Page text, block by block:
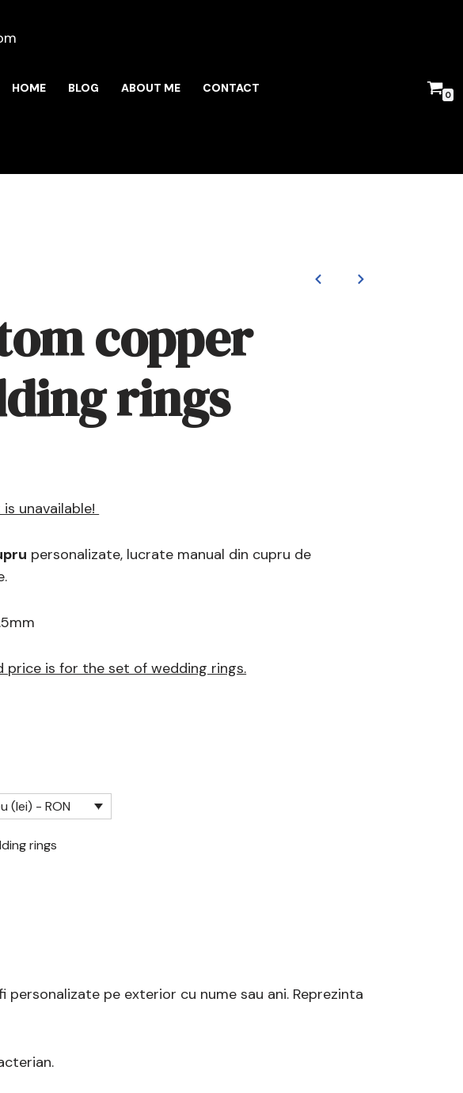
HOME BLOG ABOUT ME CONTACT 0
copper
rings
unavailable!
personalizate, lucrate manual din cupru de
price is for the set of wedding rings.
(lei) - RON
rings
pe exterior cu nume sau ani. Reprezinta